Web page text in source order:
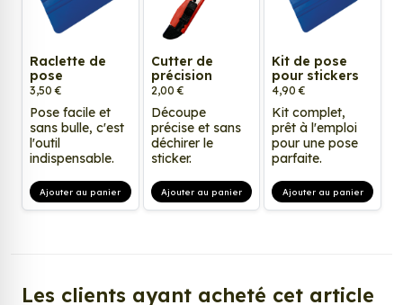
Raclette de
pose
3,50 €
Pose facile et
sans bulle, c'est
l'outil
indispensable.
Ajouter au panier
Cutter de
précision
2,00 €
Découpe
précise et sans
déchirer le
sticker.
Ajouter au panier
Kit de pose
pour stickers
4,90 €
Kit complet,
prêt à l'emploi
pour une pose
parfaite.
Ajouter au panier
Les clients ayant acheté cet article